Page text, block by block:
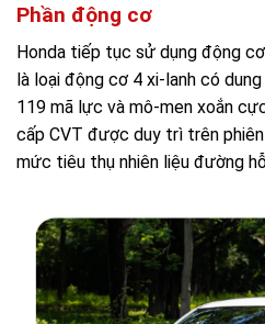
Phần động cơ
Honda tiếp tục sử dụng động
là loại động cơ 4 xi-lanh có
119 mã lực và mô-men xoắn
cấp CVT được duy trì trên
mức tiêu thụ nhiên liệu đường